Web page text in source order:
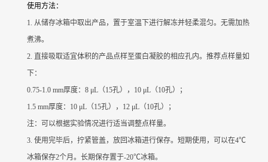
使用方法：
1. 从储存冰箱中取出产品，置于室温下进行解冻并轻柔混匀。无需加热
煮沸。
2. 直接吸取适宜体积的产品点样至蛋白凝胶的相应孔内。推荐点样量如
下：
0.75-1.0 mm厚度：8 μL（15孔），10 μL（10孔）；
1.5 mm厚度：10 μL（15孔），12 μL（10孔）；
注：可以根据实验情况进行适当调整点样量。
3. 使用完毕后，拧紧管盖，放回冰箱进行保存。短期使用，可以在4℃
冰箱保存2个月。长期保存置于-20℃冰箱。